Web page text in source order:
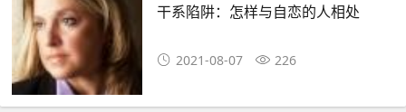
干系陷阱：怎样与自恋的人相处
2021-08-07 226